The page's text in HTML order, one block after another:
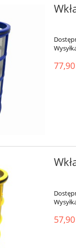
77,90
57,90